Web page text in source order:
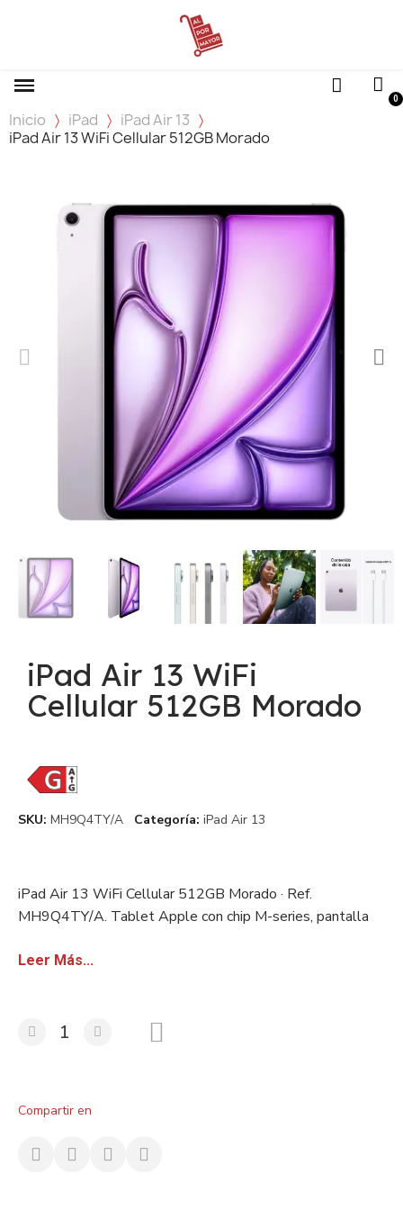
Inicio iPad
iPad Air 13
iPad Air 13 WiFi Cellular 512GB Morado
iPad Air 13 WiFi
Cellular 512GB Morado
SKU MH9Q4TY/A Categoría iPad Air 13
iPad Air 13 WiFi Cellular 512GB Morado · Ref.
MH9Q4TY/A. Tablet Apple con chip M-series, pantalla
certificado. Disponible con factura sin IVA para
Leer Más...
Compartir en